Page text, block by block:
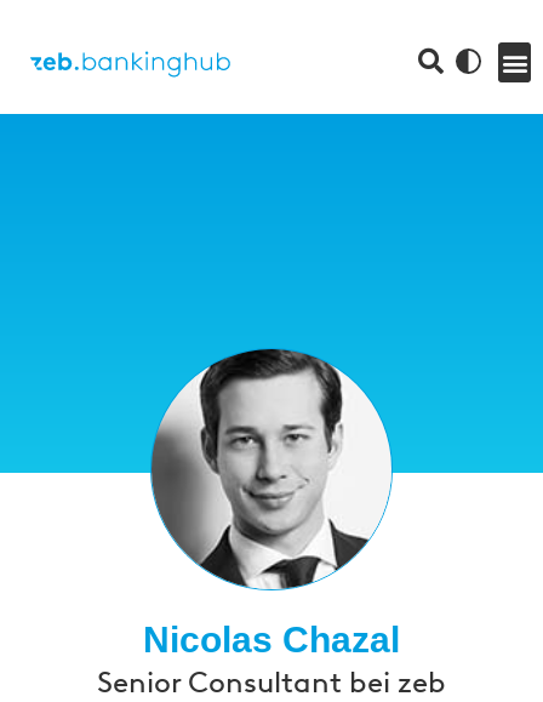
Nicolas Chazal
Senior Consultant bei zeb